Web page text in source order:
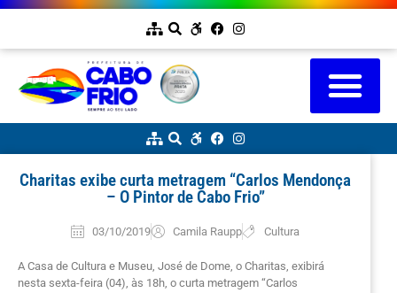
Charitas exibe curta metragem “Carlos Mendonça
– O Pintor de Cabo Frio”
03/10/2019 Camila Raupp Cultura
A Casa de Cultura e Museu, José de Dome, o Charitas, exibirá
nesta sexta-feira (04), às 18h, o curta metragem “Carlos